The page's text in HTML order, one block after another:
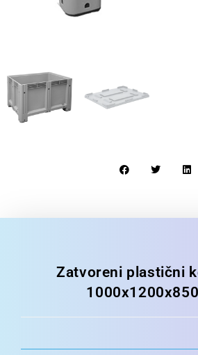
Zatvoreni plastični